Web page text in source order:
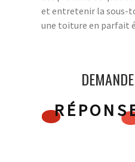
et entretenir la sous-
une toiture en parfait